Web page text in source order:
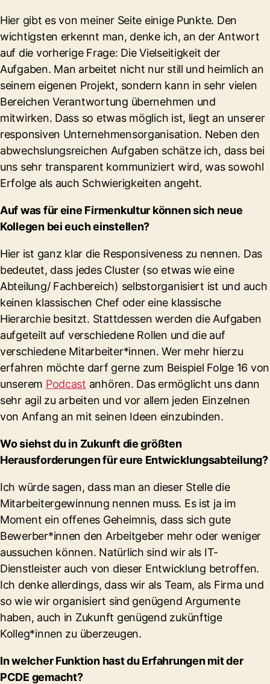
Hier gibt es von meiner Seite einige Punkte. Den
wichtigsten erkennt man, denke ich, an der Antwort
auf die vorherige Frage: Die Vielseitigkeit der
Aufgaben. Man arbeitet nicht nur still und heimlich an
seinem eigenen Projekt, sondern kann in sehr vielen
Bereichen Verantwortung übernehmen und
mitwirken. Dass so etwas möglich ist, liegt an unserer
responsiven Unternehmensorganisation. Neben den
abwechslungsreichen Aufgaben schätze ich, dass bei
uns sehr transparent kommuniziert wird, was sowohl
Erfolge als auch Schwierigkeiten angeht.
Auf was für eine Firmenkultur können sich neue
Kollegen bei euch einstellen?
Hier ist ganz klar die Responsiveness zu nennen. Das
bedeutet, dass jedes Cluster (so etwas wie eine
Abteilung/ Fachbereich) selbstorganisiert ist und auch
keinen klassischen Chef oder eine klassische
Hierarchie besitzt. Stattdessen werden die Aufgaben
aufgeteilt auf verschiedene Rollen und die auf
verschiedene Mitarbeiter*innen. Wer mehr hierzu
erfahren möchte darf gerne zum Beispiel Folge 16 von
unserem Podcast anhören. Das ermöglicht uns dann
sehr agil zu arbeiten und vor allem jeden Einzelnen
von Anfang an mit seinen Ideen einzubinden.
Wo siehst du in Zukunft die größten
Herausforderungen für eure Entwicklungsabteilung?
Ich würde sagen, dass man an dieser Stelle die
Mitarbeitergewinnung nennen muss. Es ist ja im
Moment ein offenes Geheimnis, dass sich gute
Bewerber*innen den Arbeitgeber mehr oder weniger
aussuchen können. Natürlich sind wir als IT-
Dienstleister auch von dieser Entwicklung betroffen.
Ich denke allerdings, dass wir als Team, als Firma und
so wie wir organisiert sind genügend Argumente
haben, auch in Zukunft genügend zukünftige
Kolleg*innen zu überzeugen.
In welcher Funktion hast du Erfahrungen mit der
PCDE gemacht?